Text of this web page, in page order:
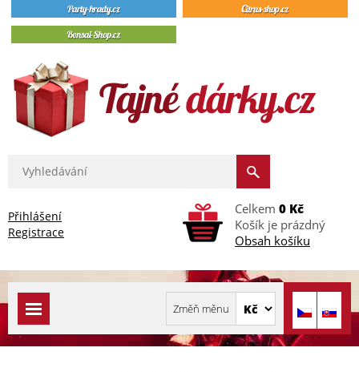
Přihlášení
Registrace
Celkem 0 Kč
Košík je prázdný
Obsah košíku